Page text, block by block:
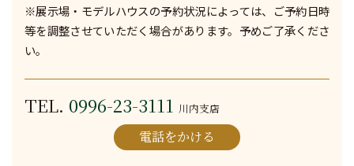
※展示場・モデルハウスの予約状況によっては、ご予約日時
等を調整させていただく場合があります。予めご了承くださ
い。
TEL. 0996-23-3111 川内支店
電話をかける